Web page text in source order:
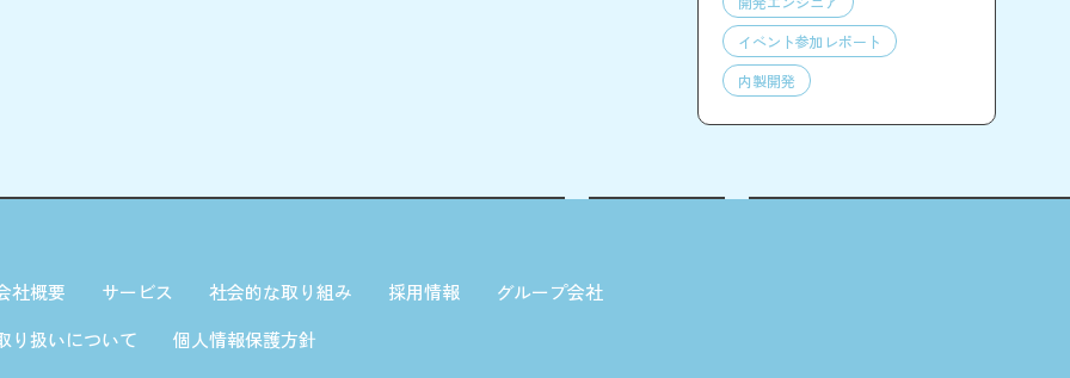
イベント参加レポート
内製開発
社概要 サービス 社会的な取り組み 採用情報
グループ会社
り扱いについて
個人情報保護方針